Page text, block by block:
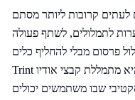
לעתים קרובות ליותר מסתם
לתמלולים, לשתף פעולה
פרסום מבלי להחליף כלים.
Trint נבנתה במיוחד למקרה השימוש הזה. היא מתמללת קבצי אודיו
שבו משתמשים יכולים